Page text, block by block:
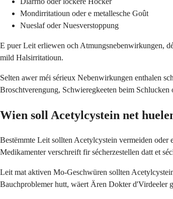
Mondirritatioun oder e metallesche Goût
Nueslaf oder Nuesverstoppung
E puer Leit erliewen och Atmungsnebenwirkungen,
mild Halsirritatioun.
Selten awer méi sérieux Nebenwirkungen enthalen
Broschtverengung, Schwieregkeeten beim
Wien soll Acetylcystein net
Bestëmmte Leit sollten Acetylcystein vermeiden
Medikamenter verschreift fir sécherzestellen datt et
Leit mat aktiven Mo-Geschwüren sollten
Bauchproblemer hutt, wäert Ären Dokter d'Virdeeler